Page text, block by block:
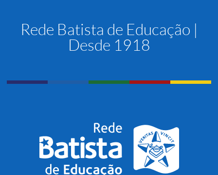
Rede Batista de Educação |
Desde 1918